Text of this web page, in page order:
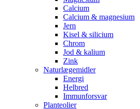
Calcium
Calcium & magnesium
Jern
Kisel & silicium
Chrom
Jod & kalium
Zink
Naturlægemidler
Energi
Helbred
Immunforsvar
Planteolier